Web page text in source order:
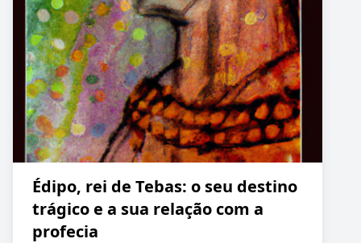
Édipo, rei de Tebas: o seu destino
trágico e a sua relação com a
profecia